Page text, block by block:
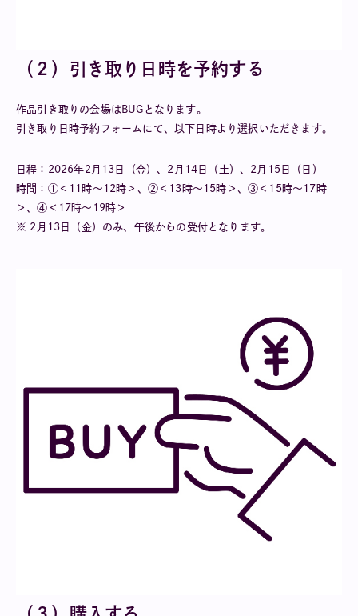
（２）引き取り日時を予約する
作品引き取りの会場はBUGとなります。
引き取り日時予約フォームにて、以下日時より選択いただきます。
日程：2026年2月13日（金）、2月14日（土）、2月15日（日）
時間：①＜11時～12時＞、②＜13時～15時＞、③＜15時～17時
＞、④＜17時〜19時＞
※ 2月13日（金）のみ、午後からの受付となります。